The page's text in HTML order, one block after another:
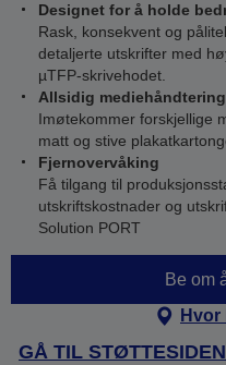
Designet for å holde
Rask, konsekvent og
detaljerte utskrifter med
µTFP-skrivehodet.
Allsidig mediehåndtering
Imøtekommer forskjellige
matt og stive
Fjernovervåking
Få tilgang til
utskriftskostnader og
Solution PORT
Be om
Hvor
GÅ TIL